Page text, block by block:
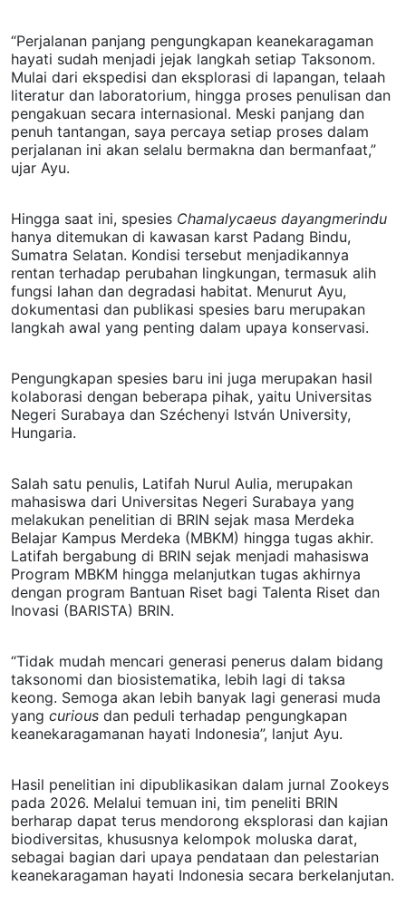
“Perjalanan panjang pengungkapan keanekaragaman
hayati sudah menjadi jejak langkah setiap Taksonom.
Mulai dari ekspedisi dan eksplorasi di lapangan, telaah
literatur dan laboratorium, hingga proses penulisan dan
pengakuan secara internasional. Meski panjang dan
penuh tantangan, saya percaya setiap proses dalam
perjalanan ini akan selalu bermakna dan bermanfaat,”
ujar Ayu.
Hingga saat ini, spesies Chamalycaeus dayangmerindu
hanya ditemukan di kawasan karst Padang Bindu,
Sumatra Selatan. Kondisi tersebut menjadikannya
rentan terhadap perubahan lingkungan, termasuk alih
fungsi lahan dan degradasi habitat. Menurut Ayu,
dokumentasi dan publikasi spesies baru merupakan
langkah awal yang penting dalam upaya konservasi.
Pengungkapan spesies baru ini juga merupakan hasil
kolaborasi dengan beberapa pihak, yaitu Universitas
Negeri Surabaya dan Széchenyi István University,
Hungaria.
Salah satu penulis, Latifah Nurul Aulia, merupakan
mahasiswa dari Universitas Negeri Surabaya yang
melakukan penelitian di BRIN sejak masa Merdeka
Belajar Kampus Merdeka (MBKM) hingga tugas akhir.
Latifah bergabung di BRIN sejak menjadi mahasiswa
Program MBKM hingga melanjutkan tugas akhirnya
dengan program Bantuan Riset bagi Talenta Riset dan
Inovasi (BARISTA) BRIN.
“Tidak mudah mencari generasi penerus dalam bidang
taksonomi dan biosistematika, lebih lagi di taksa
keong. Semoga akan lebih banyak lagi generasi muda
yang curious dan peduli terhadap pengungkapan
keanekaragamanan hayati Indonesia”, lanjut Ayu.
Hasil penelitian ini dipublikasikan dalam jurnal Zookeys
pada 2026. Melalui temuan ini, tim peneliti BRIN
berharap dapat terus mendorong eksplorasi dan kajian
biodiversitas, khususnya kelompok moluska darat,
sebagai bagian dari upaya pendataan dan pelestarian
keanekaragaman hayati Indonesia secara berkelanjutan.